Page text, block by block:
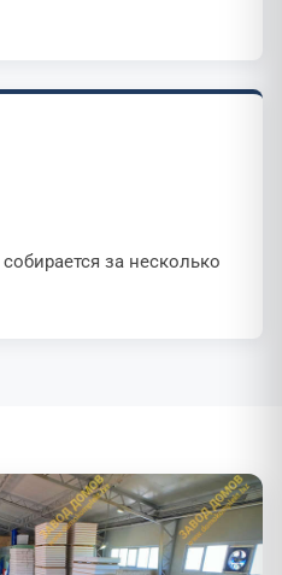
за несколько